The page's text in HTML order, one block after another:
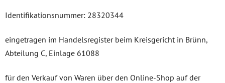
Identifikationsnummer: 28320344
eingetragen im Handelsregister beim Kreisgericht in Brünn,
Abteilung C, Einlage 61088
für den Verkauf von Waren über den Online-Shop auf der